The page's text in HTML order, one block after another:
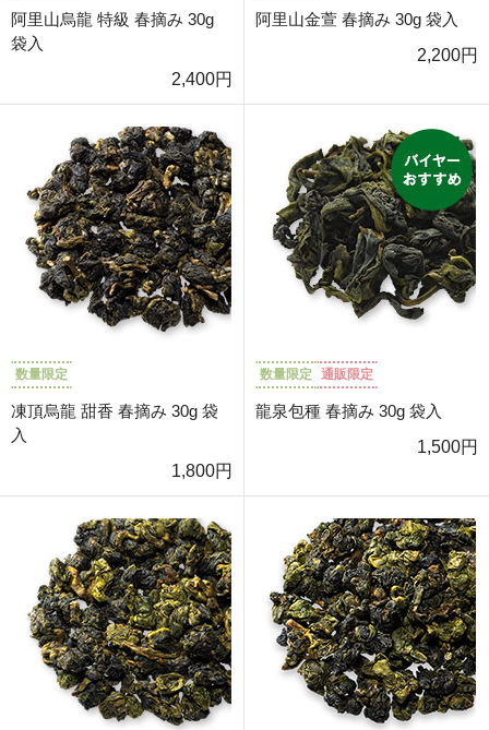
阿里山烏龍 特級 春摘み 30g
袋入
2,400円
阿里山金萱 春摘み 30g 袋入
2,200円
数量限定
凍頂烏龍 甜香 春摘み 30g 袋
入
1,800円
数量限定 通販限定
龍泉包種 春摘み 30g 袋入
1,500円